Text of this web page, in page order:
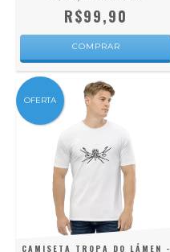
R$99,90
COMPRAR
OFERTA
CAMISETA TROPA DO LÁMEN -